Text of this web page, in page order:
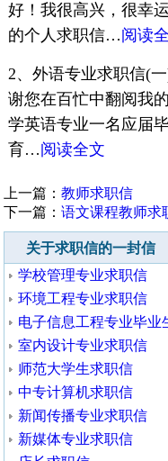
好！我很高兴，很幸
的个人求职信…阅读
2、外语专业求职
谢您在百忙中翻阅
学英语专业一名应届
育…阅读全文
上一篇：教师求职信
下一篇：语文课程教师求
关于求职信的一封信
学校管理专业求职信
环境工程专业求职信
电子信息工程专业毕业
室内设计专业求职信
师范大学生求职信
中专计算机求职信
新闻传播专业求职信
新媒体专业求职信